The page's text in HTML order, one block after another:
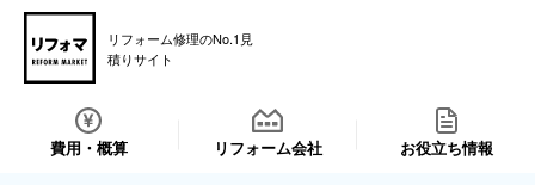
リフォーム修理のNo.1見
積りサイト
費用・概算 リフォーム会社 お役立ち情報